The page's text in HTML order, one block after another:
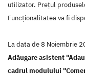
utilizator. Prețul
Funcționalitatea va fi
La data de 8 Noiembrie
Adăugare asistent
cadrul modulului